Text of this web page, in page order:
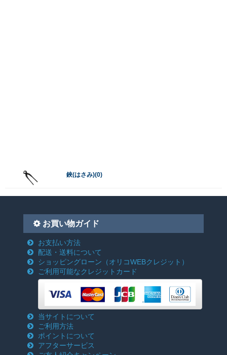
鋏(はさみ)(0)
お買い物ガイド
お支払い方法
配送・送料について
ショッピングローン （オリコWEBクレジット）
ご利用可能なクレジットカード
当サイトについて
ご利用方法
ポイントについて
アフターサービス